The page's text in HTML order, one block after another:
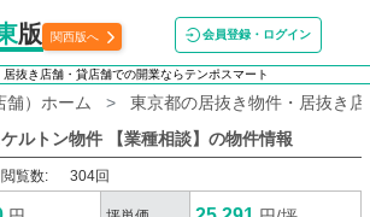
版 関西版へ 会員登録・ログイン
居抜き店舗・貸店舗での開業ならテンポスマート
舗）ホーム
東京都の居抜き物件・居抜き
ルトン物件 【業種相談】 の物件情報
閲覧数: 304回